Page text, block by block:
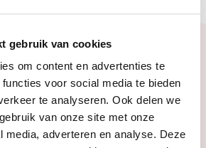
gebruik van cookies
om content en advertenties te
voor social media te bieden
te analyseren. Ook delen we
van onze site met onze
media, adverteren en analyse. Deze
FAQ Praktische info Goede